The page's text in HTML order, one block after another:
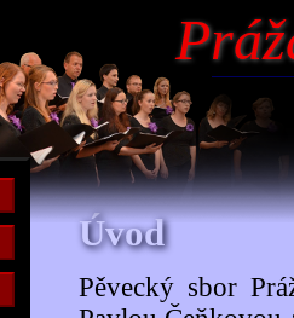
Úvod
Pěvecký sbor